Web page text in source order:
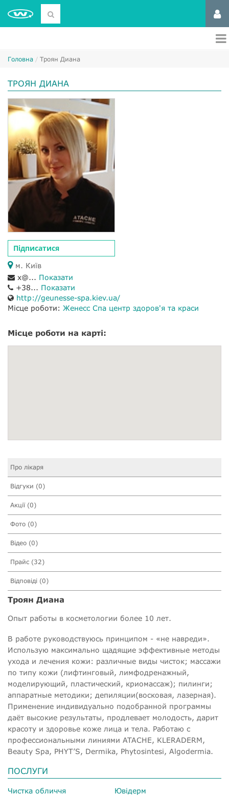
Головна Троян Диана
ТРОЯН ДИАНА
Підписатися
м. Київ
x@... Показати
+38... Показати
http://geunesse-spa.kiev.ua/
Місце роботи: Женесс Спа центр здоров'я та краси
Місце роботи на карті:
Про лікаря
Відгуки (0)
Акції (0)
Фото (0)
Відео (0)
Прайс (32)
Відповіді (0)
Троян Диана
Опыт работы в косметологии более 10 лет.
В работе руководствуюсь принципом - «не навреди».
Использую максимально щадящие эффективные методы
ухода и лечения кожи: различные виды чисток; массажи
по типу кожи (лифтинговый, лимфодренажный,
моделирующий, пластический, криомассаж); пилинги;
аппаратные методики; депиляции(восковая, лазерная).
Применение индивидуально подобранной программы
даёт высокие результаты, продлевает молодость, дарит
красоту и здоровье коже лица и тела. Работаю с
профессиональными линиями ATACHE, KLERADERM,
Beauty Spa, PHYT’S, Dermika, Phytosintesi, Algodermia.
ПОСЛУГИ
Чистка обличчя
Ювідерм